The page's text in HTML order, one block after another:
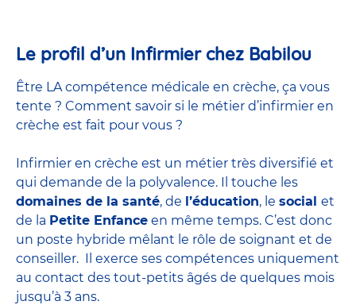
Le profil d’un Infirmier chez Babilou
Être LA compétence médicale en crèche, ça vous
tente ? Comment savoir si le métier d’infirmier en
crèche est fait pour vous ?
Infirmier en crèche est un métier très diversifié et
qui demande de la polyvalence. Il touche les
domaines de la santé, de l’éducation, le social et
de la Petite Enfance en même temps. C’est donc
un poste hybride mêlant le rôle de soignant et de
conseiller. Il exerce ses compétences uniquement
au contact des tout-petits âgés de quelques mois
jusqu’à 3 ans.